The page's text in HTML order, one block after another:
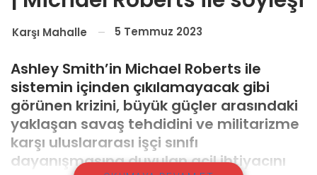
Karşı Mahalle 5 Temmuz 2023
Ashley Smith’in Michael Roberts ile
sistemin içinden çıkılamayacak gibi
görünen krizini, büyük güçler arasındaki
yaklaşan savaş tehdidini ve militarizme
karşı uluslararası işçi sınıfı
dayanışmasına duyulan acil ihtiyacını